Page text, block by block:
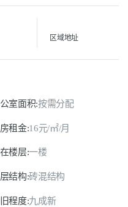
区域地址
室面积:按需分配
租金:16元/㎡/月
楼层:一楼
结构:砖混结构
程度:九成新